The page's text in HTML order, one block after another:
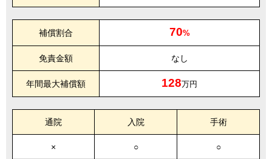
補償割合 70%
免責金額 なし
年間最大補償額 128万円
通院 入院 手術
× ○ ○